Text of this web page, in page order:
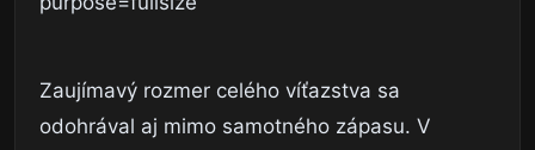
Zaujímavý rozmer celého víťazstva sa
odohrával aj mimo samotného zápasu. V